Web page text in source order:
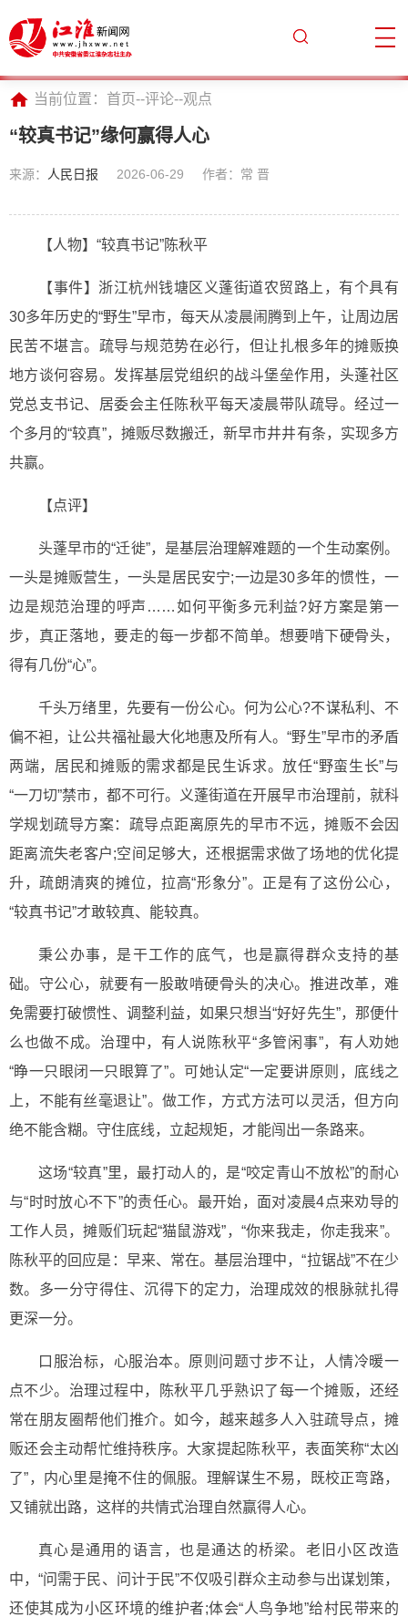
当前位置： 首页--评论--观点
“较真书记”缘何赢得人心
来源： 人民日报 2026-06-29 作者：常 晋
【人物】“较真书记”陈秋平
【事件】浙江杭州钱塘区义蓬街道农贸路上，有个具有
30多年历史的“野生”早市，每天从凌晨闹腾到上午，让周边居
民苦不堪言。疏导与规范势在必行，但让扎根多年的摊贩换
地方谈何容易。发挥基层党组织的战斗堡垒作用，头蓬社区
党总支书记、居委会主任陈秋平每天凌晨带队疏导。经过一
个多月的“较真”，摊贩尽数搬迁，新早市井井有条，实现多方
共赢。
【点评】
头蓬早市的“迁徙”，是基层治理解难题的一个生动案例。
一头是摊贩营生，一头是居民安宁;一边是30多年的惯性，一
边是规范治理的呼声……如何平衡多元利益?好方案是第一
步，真正落地，要走的每一步都不简单。想要啃下硬骨头，
得有几份“心”。
千头万绪里，先要有一份公心。何为公心?不谋私利、不
偏不袒，让公共福祉最大化地惠及所有人。“野生”早市的矛盾
两端，居民和摊贩的需求都是民生诉求。放任“野蛮生长”与
“一刀切”禁市，都不可行。义蓬街道在开展早市治理前，就科
学规划疏导方案：疏导点距离原先的早市不远，摊贩不会因
距离流失老客户;空间足够大，还根据需求做了场地的优化提
升，疏朗清爽的摊位，拉高“形象分”。正是有了这份公心，
“较真书记”才敢较真、能较真。
秉公办事，是干工作的底气，也是赢得群众支持的基
础。守公心，就要有一股敢啃硬骨头的决心。推进改革，难
免需要打破惯性、调整利益，如果只想当“好好先生”，那便什
么也做不成。治理中，有人说陈秋平“多管闲事”，有人劝她
“睁一只眼闭一只眼算了”。可她认定“一定要讲原则，底线之
上，不能有丝毫退让”。做工作，方式方法可以灵活，但方向
绝不能含糊。守住底线，立起规矩，才能闯出一条路来。
这场“较真”里，最打动人的，是“咬定青山不放松”的耐心
与“时时放心不下”的责任心。最开始，面对凌晨4点来劝导的
工作人员，摊贩们玩起“猫鼠游戏”，“你来我走，你走我来”。
陈秋平的回应是：早来、常在。基层治理中，“拉锯战”不在少
数。多一分守得住、沉得下的定力，治理成效的根脉就扎得
更深一分。
口服治标，心服治本。原则问题寸步不让，人情冷暖一
点不少。治理过程中，陈秋平几乎熟识了每一个摊贩，还经
常在朋友圈帮他们推介。如今，越来越多人入驻疏导点，摊
贩还会主动帮忙维持秩序。大家提起陈秋平，表面笑称“太凶
了”，内心里是掩不住的佩服。理解谋生不易，既校正弯路，
又铺就出路，这样的共情式治理自然赢得人心。
真心是通用的语言，也是通达的桥梁。老旧小区改造
中，“问需于民、问计于民”不仅吸引群众主动参与出谋划策，
还使其成为小区环境的维护者;体会“人鸟争地”给村民带来的